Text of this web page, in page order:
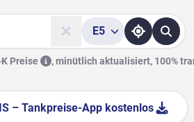
E5
Preise ,minütlich aktualisiert, 100%
– Tankpreise-App kostenlos